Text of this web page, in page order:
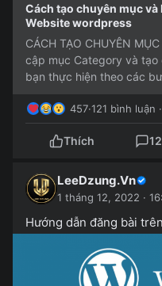
Cách tạo chuyên mục
Website wordpress
CÁCH TẠO CHUYÊN
cập mục Category và tạo
bạn thực hiện theo các
457·121 bình luận
Thích
LeeDzung.Vn
1 tháng 12, 2022 ·
Hướng dẫn đăng bài